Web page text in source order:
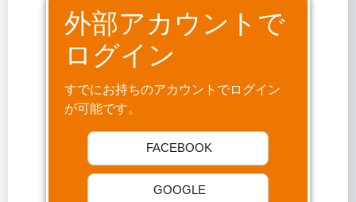
外部アカウントで
ログイン
すでにお持ちのアカウントでログイン
が可能です。
FACEBOOK
GOOGLE